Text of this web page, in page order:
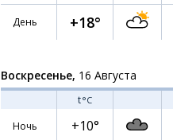
День +18°
Воскресенье, 16 Августа
t°C
Ночь
+10°